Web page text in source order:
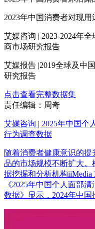
2023年中国消费者对现
艾媒咨询 | 2023-2024年
商市场研究报告
艾媒报告 |2019全球及中
研究报告
点击查看完整数据集
责任编辑：周奇
艾媒咨询 | 2025年中国个
行为调查数据
随着消费者健康意识的
品的市场规模不断扩大
据挖掘和分析机构iiMedia
《2025年中国个人面部
数据》显示，2024年中